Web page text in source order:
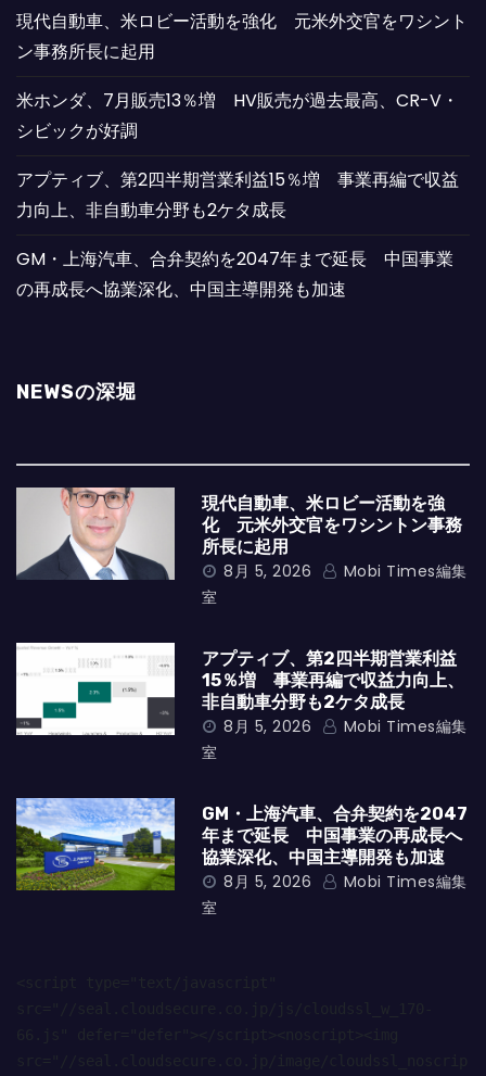
現代自動車、米ロビー活動を強化 元米外交官をワシント
ン事務所長に起用
米ホンダ、7月販売13％増 HV販売が過去最高、CR-V・
シビックが好調
アプティブ、第2四半期営業利益15％増 事業再編で収益
力向上、非自動車分野も2ケタ成長
GM・上海汽車、合弁契約を2047年まで延長 中国事業
の再成長へ協業深化、中国主導開発も加速
NEWSの深堀
現代自動車、米ロビー活動を強
化 元米外交官をワシントン事務
所長に起用
8月 5, 2026
Mobi Times編集
室
アプティブ、第2四半期営業利益
15％増 事業再編で収益力向上、
非自動車分野も2ケタ成長
8月 5, 2026
Mobi Times編集
室
GM・上海汽車、合弁契約を2047
年まで延長 中国事業の再成長へ
協業深化、中国主導開発も加速
8月 5, 2026
Mobi Times編集
室